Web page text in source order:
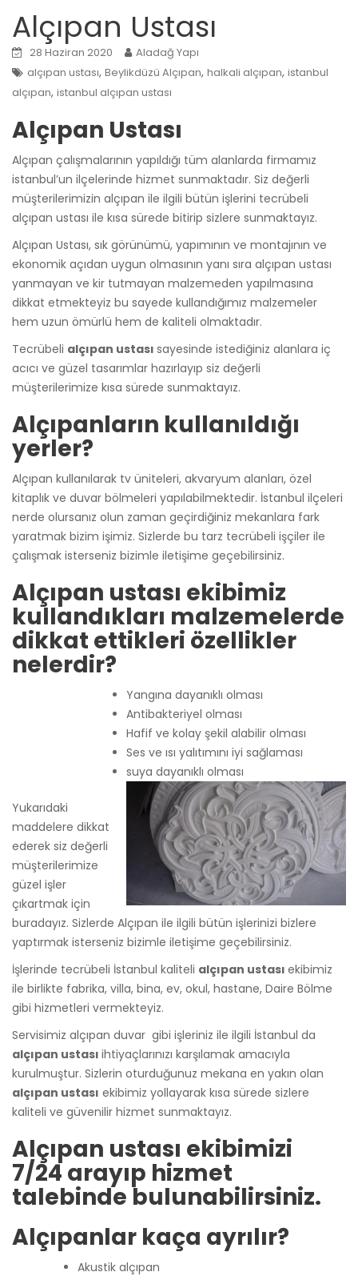
Alçıpan Ustası
28 Haziran 2020
Aladağ Yapı
alçıpan ustası, Beylikdüzü Alçıpan, halkali alçıpan, istanbul
alçıpan, istanbul alçıpan ustası
Alçıpan Ustası
Alçıpan çalışmalarının yapıldığı tüm alanlarda firmamız
istanbul’un ilçelerinde hizmet sunmaktadır. Siz değerli
müşterilerimizin alçıpan ile ilgili bütün işlerini tecrübeli
alçıpan ustası ile kısa sürede bitirip sizlere sunmaktayız.
Alçıpan Ustası, sık görünümü, yapımının ve montajının ve
ekonomik açıdan uygun olmasının yanı sıra alçıpan ustası
yanmayan ve kir tutmayan malzemeden yapılmasına
dikkat etmekteyiz bu sayede kullandığımız malzemeler
hem uzun ömürlü hem de kaliteli olmaktadır.
Tecrübeli alçıpan ustası sayesinde istediğiniz alanlara iç
acıcı ve güzel tasarımlar hazırlayıp siz değerli
müşterilerimize kısa sürede sunmaktayız.
Alçıpanların kullanıldığı
yerler?
Alçıpan kullanılarak tv üniteleri, akvaryum alanları, özel
kitaplık ve duvar bölmeleri yapılabilmektedir. İstanbul ilçeleri
nerde olursanız olun zaman geçirdiğiniz mekanlara fark
yaratmak bizim işimiz. Sizlerde bu tarz tecrübeli işçiler ile
çalışmak isterseniz bizimle iletişime geçebilirsiniz.
Alçıpan ustası ekibimiz
kullandıkları malzemelerde
dikkat ettikleri özellikler
nelerdir?
Yangına dayanıklı olması
Antibakteriyel olması
Hafif ve kolay şekil alabilir olması
Ses ve ısı yalıtımını iyi sağlaması
suya dayanıklı olması
Yukarıdaki
maddelere dikkat
ederek siz değerli
müşterilerimize
güzel işler
çıkartmak için
buradayız. Sizlerde Alçıpan ile ilgili bütün işlerinizi bizlere
yaptırmak isterseniz bizimle iletişime geçebilirsiniz.
İşlerinde tecrübeli İstanbul kaliteli alçıpan ustası ekibimiz
ile birlikte fabrika, villa, bina, ev, okul, hastane, Daire Bölme
gibi hizmetleri vermekteyiz.
Servisimiz alçıpan duvar gibi işleriniz ile ilgili İstanbul da
alçıpan ustası ihtiyaçlarınızı karşılamak amacıyla
kurulmuştur. Sizlerin oturduğunuz mekana en yakın olan
alçıpan ustası ekibimiz yollayarak kısa sürede sizlere
kaliteli ve güvenilir hizmet sunmaktayız.
Alçıpan ustası ekibimizi
7/24 arayıp hizmet
talebinde bulunabilirsiniz.
Alçıpanlar kaça ayrılır?
Akustik alçıpan